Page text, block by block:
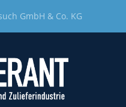
GmbH & Co. KG